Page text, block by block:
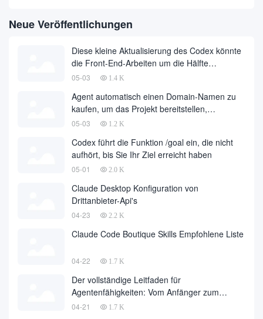
Neue Veröffentlichungen
Diese kleine Aktualisierung des Codex könnte
die Front-End-Arbeiten um die Hälfte
reduzieren
05-03 1.4 K
Agent automatisch einen Domain-Namen zu
kaufen, um das Projekt bereitstellen,
vollautomatische Entwicklung ist endlich
einer großen Anzahl von fallen
05-03 1.2 K
Codex führt die Funktion /goal ein, die nicht
aufhört, bis Sie Ihr Ziel erreicht haben
05-01 2.0 K
Claude Desktop Konfiguration von
Drittanbieter-Api's
04-23 2.2 K
Claude Code Boutique Skills Empfohlene Liste
04-22 1.7 K
Der vollständige Leitfaden für
Agentenfähigkeiten: Vom Anfänger zum
Meister
04-21 1.7 K